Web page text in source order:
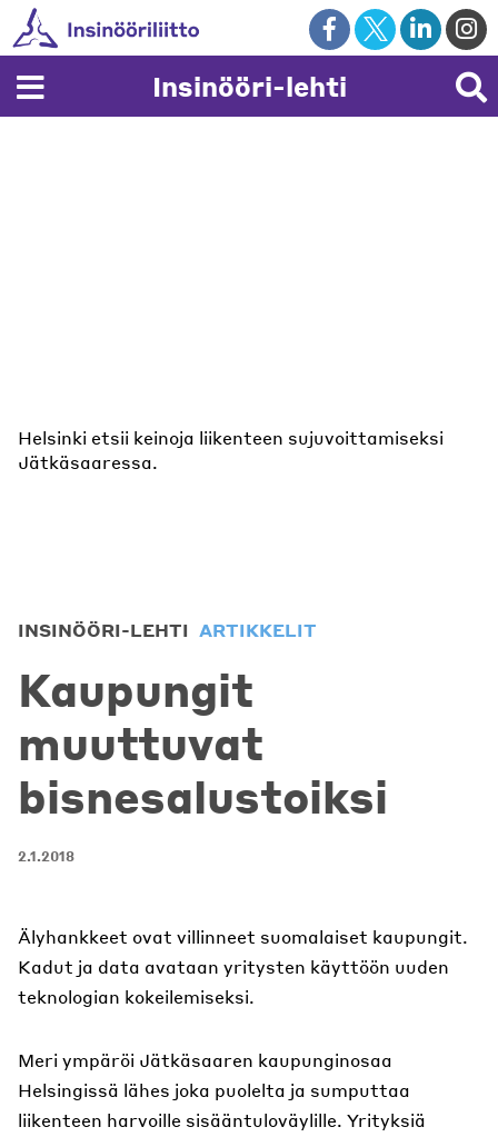
Skip
to
content
Insinööri-lehti
Helsinki etsii keinoja liikenteen sujuvoittamiseksi
Jätkäsaaressa.
Kalasataman kaupunginosa pyrkii säästämään
asukkaidensa aikaa.
INSINÖÖRI-LEHTI ARTIKKELIT
Kaupungit
muuttuvat
bisnesalustoiksi
2.1.2018
Älyhankkeet ovat villinneet suomalaiset kaupungit.
Kadut ja data avataan yritysten käyttöön uuden
teknologian kokeilemiseksi.
Meri ympäröi Jätkäsaaren kaupunginosaa
Helsingissä lähes joka puolelta ja sumputtaa
liikenteen harvoille sisääntuloväylille. Yrityksiä